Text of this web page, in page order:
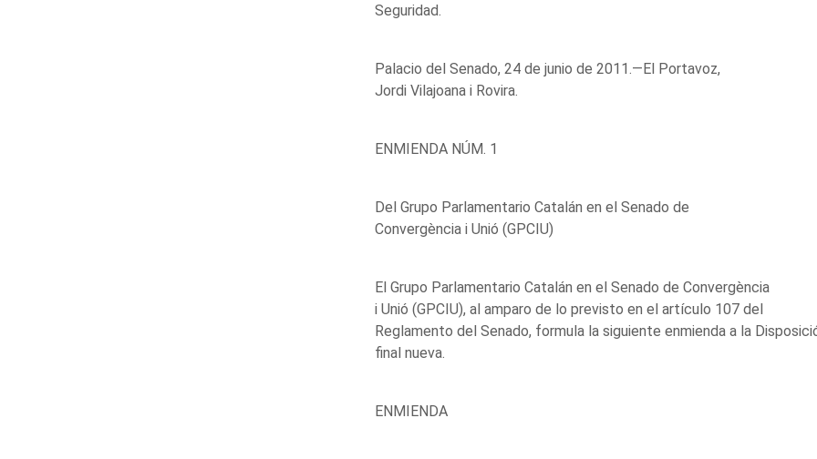
Seguridad.
Palacio del Senado, 24 de junio de 2011.—El Portavoz,
Jordi Vilajoana i Rovira.
ENMIENDA NÚM. 1
Del Grupo Parlamentario Catalán en el Senado de
Convergència i Unió (GPCIU)
El Grupo Parlamentario Catalán en el Senado de Convergència
i Unió (GPCIU), al amparo de lo previsto en el artículo 107 del
Reglamento del Senado, formula la siguiente enmienda a la
final nueva.
ENMIENDA